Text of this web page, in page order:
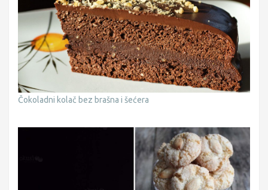
Čokoladni kolač bez brašna i šećera